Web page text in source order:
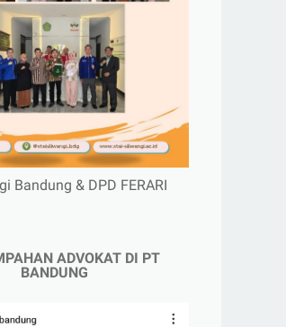
Bandung & DPD FERARI
ADVOKAT DI PT
BANDUNG